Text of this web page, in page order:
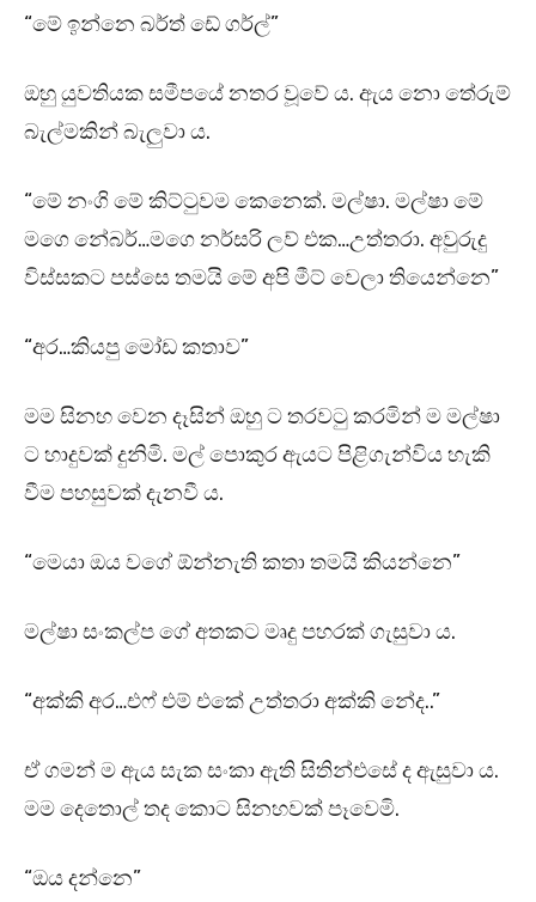
“මේ ඉන්නෙ බර්ත් ඩේ ගර්ල්”
ඔහු යුවතියක සමීපයේ නතර වූවේ ය. ඇය නො තේරුම්
බැල්මකින් බැලුවා ය.
“මේ නංගි මේ කිට්ටුවම කෙනෙක්. මල්ෂා. මල්ෂා මේ
මගෙ නේබර්…මගෙ නර්සරි ලව් එක…උත්තරා. අවුරුදු
විස්සකට පස්සෙ තමයි මේ අපි මීට් වෙලා තියෙන්නෙ”
“අර…කියපු මෝඩ කතාව”
මම සිනහ වෙන දෑසින් ඔහු ට තරවටු කරමින් ම මල්ෂා
ට හාදුවක් දුනිමි. මල් පොකුර ඇයට පිළිගැන්විය හැකි
වීම පහසුවක් දැනවී ය.
“මෙයා ඔය වගේ ඕන්නැති කතා තමයි කියන්නෙ”
මල්ෂා සංකල්ප ගේ අතකට මෘදු පහරක් ගැසුවා ය.
“අක්කි අර…එෆ් එම් එකේ උත්තරා අක්කි නේද..”
ඒ ගමන් ම ඇය සැක සංකා ඇති සිතින්එසේ ද ඇසුවා ය.
මම දෙතොල් තද කොට සිනහවක් පෑවෙමි.
“ඔය දන්නෙ”